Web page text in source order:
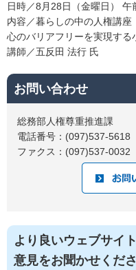
日時／8月28日（金曜日）
内容／暮らしの中の人権講座
心のバリアフリーを実現する
講師／五反田 法行 氏
お問い合わせ
総務部人権尊重推進課
電話番号：(097)537-5618
ファクス：(097)537-0032
より良いウェブサイ
意見をお聞かせくだ